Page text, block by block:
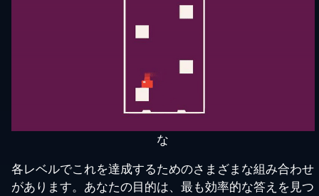
な
各レベルでこれを達成するためのさまざまな組み合わせ
があります。あなたの目的は、最も効率的な答えを見つ